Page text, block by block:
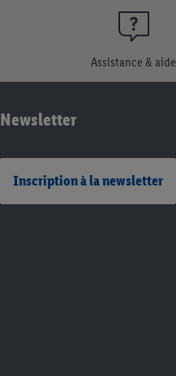
Assistance & aide
Newsletter
Inscription à la newsletter